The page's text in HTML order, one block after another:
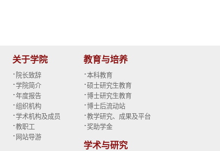
关于学院
· 院长致辞
·学院简介
·年度报告
·组织机构
·学术机构及成员
·教职工
· 网站导游
教育与培养
·本科教育
·硕士研究生教育
·博士研究生教育
·博士后流动站
·教学研究、成果及平台
·奖助学金
学术与研究